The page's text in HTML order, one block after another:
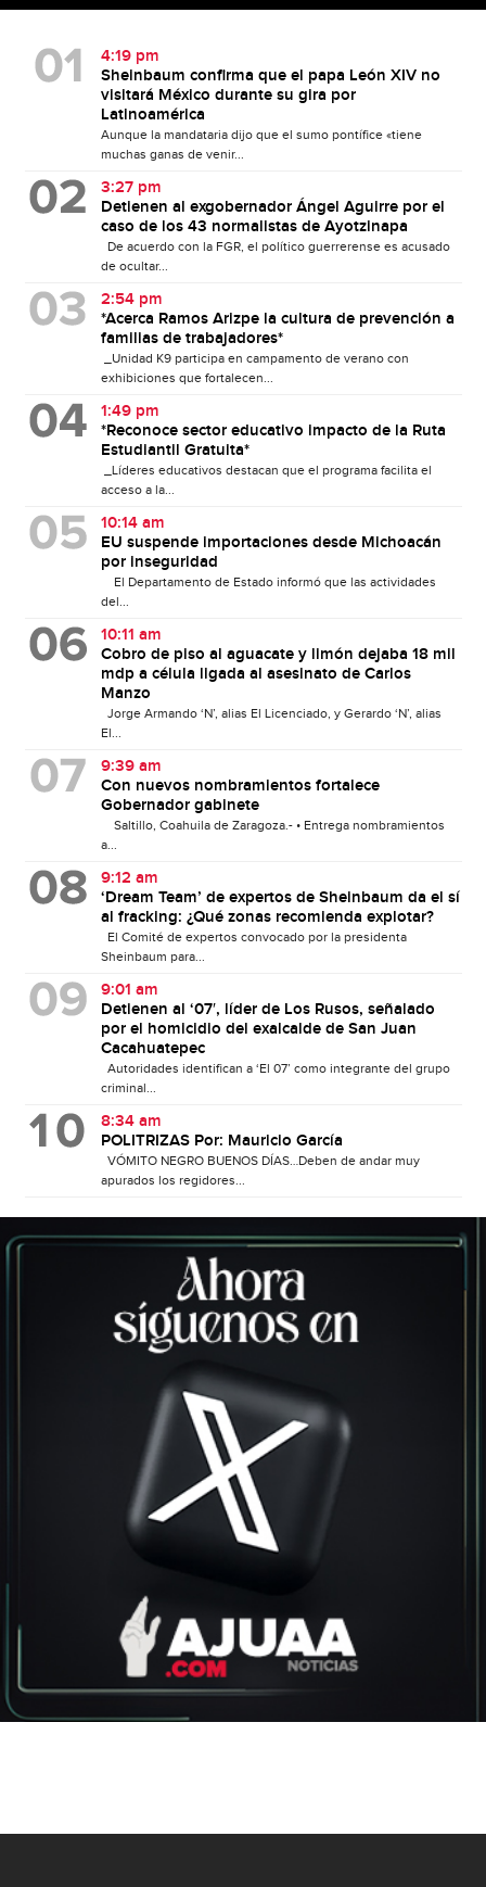
4:19 pm
Sheinbaum confirma que el papa León XIV no
visitará México durante su gira por
Latinoamérica
Aunque la mandataria dijo que el sumo pontífice «tiene
muchas ganas de venir...
3:27 pm
Detienen al exgobernador Ángel Aguirre por el
caso de los 43 normalistas de Ayotzinapa
De acuerdo con la FGR, el político guerrerense es acusado
de ocultar...
2:54 pm
*Acerca Ramos Arizpe la cultura de prevención a
familias de trabajadores*
_Unidad K9 participa en campamento de verano con
exhibiciones que fortalecen...
1:49 pm
*Reconoce sector educativo impacto de la Ruta
Estudiantil Gratuita*
_Líderes educativos destacan que el programa facilita el
acceso a la...
10:14 am
EU suspende importaciones desde Michoacán
por inseguridad
El Departamento de Estado informó que las actividades
del...
10:11 am
Cobro de piso al aguacate y limón dejaba 18 mil
mdp a célula ligada al asesinato de Carlos
Manzo
Jorge Armando ‘N’, alias El Licenciado, y Gerardo ‘N’, alias
El...
9:39 am
Con nuevos nombramientos fortalece
Gobernador gabinete
Saltillo, Coahuila de Zaragoza.- • Entrega nombramientos
a...
9:12 am
‘Dream Team’ de expertos de Sheinbaum da el sí
al fracking: ¿Qué zonas recomienda explotar?
El Comité de expertos convocado por la presidenta
Sheinbaum para...
9:01 am
Detienen al ‘07′, líder de Los Rusos, señalado
por el homicidio del exalcalde de San Juan
Cacahuatepec
Autoridades identifican a ‘El 07’ como integrante del grupo
criminal...
8:34 am
POLITRIZAS Por: Mauricio García
VÓMITO NEGRO BUENOS DÍAS…Deben de andar muy
apurados los regidores...